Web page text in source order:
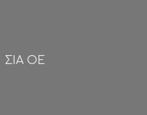
ΣΙΑ ΟΕ